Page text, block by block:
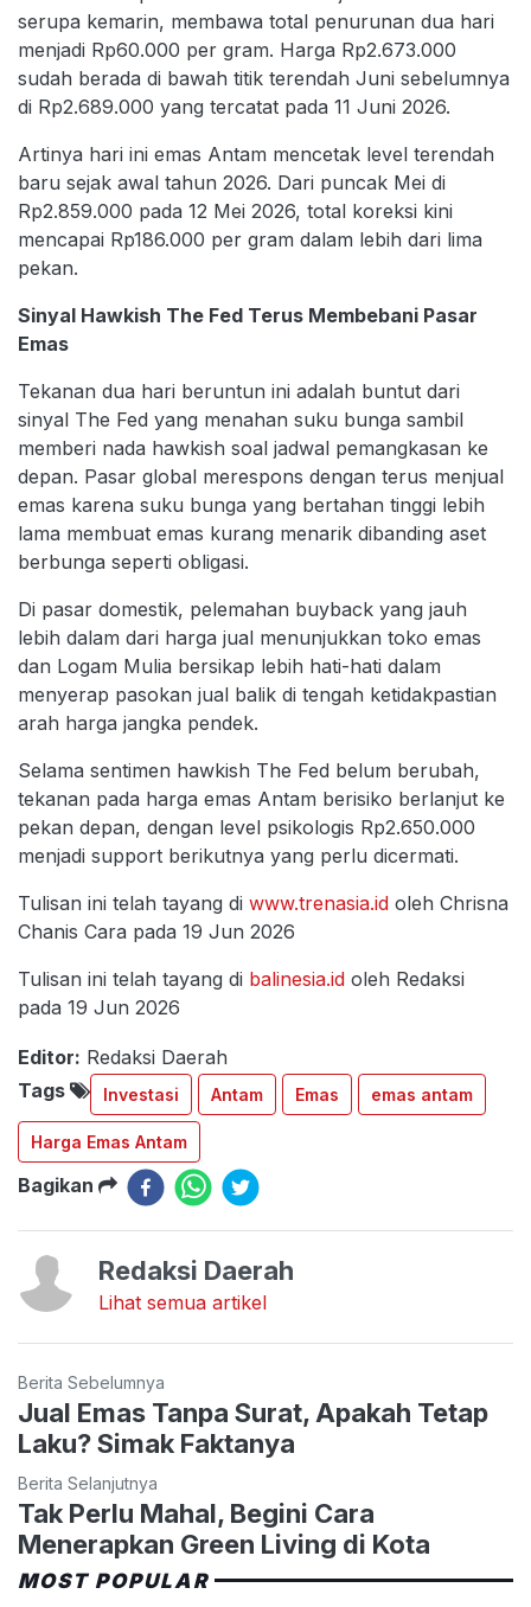
serupa kemarin, membawa total penurunan dua hari
menjadi Rp60.000 per gram. Harga Rp2.673.000
sudah berada di bawah titik terendah Juni sebelumnya
di Rp2.689.000 yang tercatat pada 11 Juni 2026.
Artinya hari ini emas Antam mencetak level terendah
baru sejak awal tahun 2026. Dari puncak Mei di
Rp2.859.000 pada 12 Mei 2026, total koreksi kini
mencapai Rp186.000 per gram dalam lebih dari lima
pekan.
Sinyal Hawkish The Fed Terus Membebani Pasar
Emas
Tekanan dua hari beruntun ini adalah buntut dari
sinyal The Fed yang menahan suku bunga sambil
memberi nada hawkish soal jadwal pemangkasan ke
depan. Pasar global merespons dengan terus menjual
emas karena suku bunga yang bertahan tinggi lebih
lama membuat emas kurang menarik dibanding aset
berbunga seperti obligasi.
Di pasar domestik, pelemahan buyback yang jauh
lebih dalam dari harga jual menunjukkan toko emas
dan Logam Mulia bersikap lebih hati-hati dalam
menyerap pasokan jual balik di tengah ketidakpastian
arah harga jangka pendek.
Selama sentimen hawkish The Fed belum berubah,
tekanan pada harga emas Antam berisiko berlanjut ke
pekan depan, dengan level psikologis Rp2.650.000
menjadi support berikutnya yang perlu dicermati.
Tulisan ini telah tayang di www.trenasia.id oleh Chrisna
Chanis Cara pada 19 Jun 2026
Tulisan ini telah tayang di balinesia.id oleh Redaksi
pada 19 Jun 2026
Editor: Redaksi Daerah
Tags
Investasi Antam Emas emas antam
Harga Emas Antam
Bagikan
Redaksi Daerah
Lihat semua artikel
Berita Sebelumnya
Jual Emas Tanpa Surat, Apakah Tetap
Laku? Simak Faktanya
Berita Selanjutnya
Tak Perlu Mahal, Begini Cara
Menerapkan Green Living di Kota
MOST POPULAR